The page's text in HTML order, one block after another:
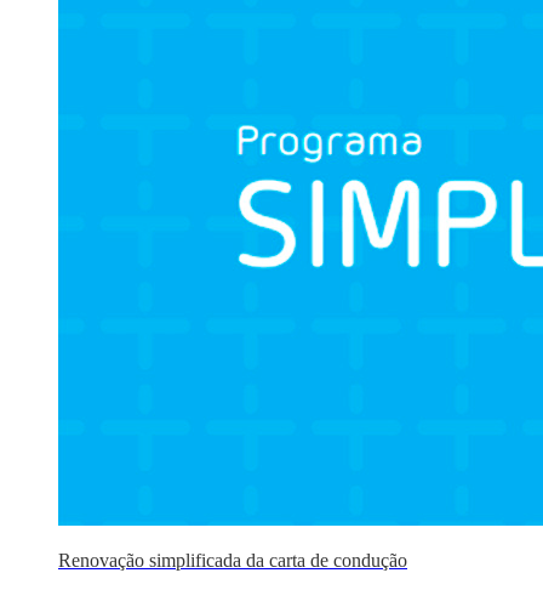
Renovação simplificada da carta de condução